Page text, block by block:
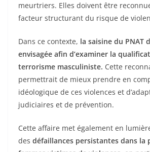
meurtriers. Elles doivent être
facteur structurant du risque de
Dans ce contexte, la saisine du PNAT
envisagée afin d’examiner la
terrorisme masculiniste. Cette
permettrait de mieux prendre en
idéologique de ces violences et
judiciaires et de prévention.
Cette affaire met également en
des défaillances persistantes dans la